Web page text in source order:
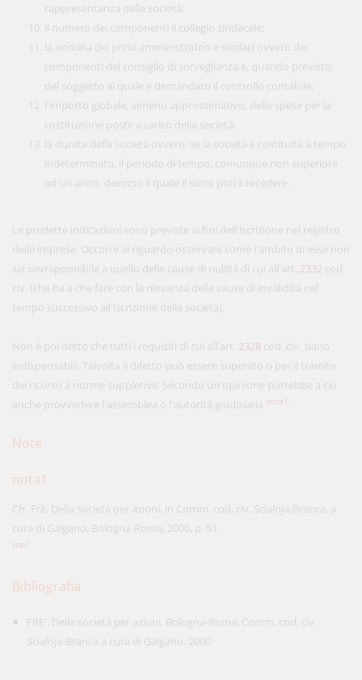
rappresentanza della società;
il numero dei componenti il collegio sindacale;
la nomina dei primi amministratori e sindaci ovvero dei
componenti del consiglio di sorveglianza e, quando previsto,
del soggetto al quale è demandato il controllo contabile;
l'importo globale, almeno approssimativo, delle spese per la
costituzione poste a carico della società;
la durata della società ovvero, se la società è costituita a tempo
indeterminato, il periodo di tempo, comunque non superiore
ad un anno, decorso il quale il socio potrà recedere.
Le predette indicazioni sono previste ai fini dell'iscrizione nel registro
delle imprese. Occorre al riguardo osservare come l'ambito di esse non
sia sovrapponibile a quello delle cause di nullità di cui all'art. 2332 cod.
civ. (che ha a che fare con la rilevanza delle cause di invalidità nel
tempo successivo all'iscrizione della società).
Non è poi detto che tutti i requisiti di cui all'art. 2328 cod. civ. siano
indispensabili. Talvolta il difetto può essere superato o per il tramite
del ricorso a norme suppletive. Secondo un'opinione potrebbe a ciò
anche provvedere l'assemblea o l'autorità giudiziaria nota1
Note
nota1
Cfr. Frè, Della società per azioni, in Comm. cod. civ. Scialoja-Branca, a
cura di Galgano, Bologna-Roma, 2000, p. 51.
top1
Bibliografia
FRE', Della società per azioni, Bologna-Roma, Comm. cod. civ.
Scialoja-Branca a cura di Galgano, 2000